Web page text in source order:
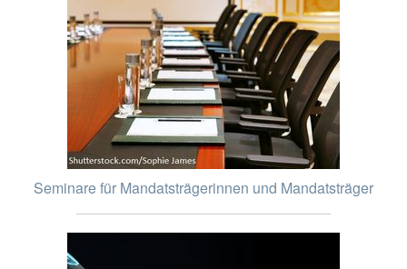
Seminare für Mandatsträgerinnen und Mandatsträger